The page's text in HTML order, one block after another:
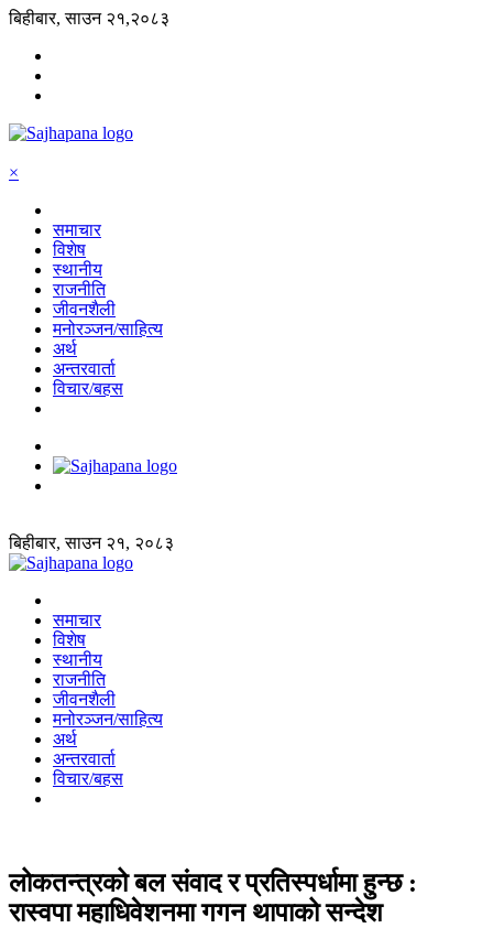
बिहीबार, साउन २१,२०८३
×
समाचार
विशेष
स्थानीय
राजनीति
जीवनशैली
मनोरञ्जन/साहित्य
अर्थ
अन्तरवार्ता
विचार/बहस
बिहीबार, साउन २१, २०८३
समाचार
विशेष
स्थानीय
राजनीति
जीवनशैली
मनोरञ्जन/साहित्य
अर्थ
अन्तरवार्ता
विचार/बहस
लोकतन्त्रको बल संवाद र प्रतिस्पर्धामा हुन्छ :
रास्वपा महाधिवेशनमा गगन थापाको सन्देश